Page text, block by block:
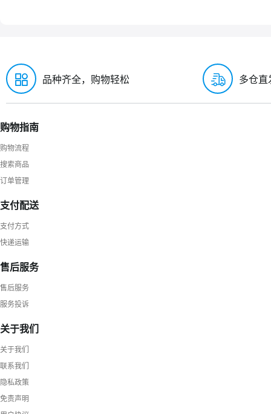
品种齐全，购物轻松 多仓直
购物指南
购物流程
搜索商品
订单管理
支付配送
支付方式
快递运输
售后服务
售后服务
服务投诉
关于我们
关于我们
联系我们
隐私政策
免责声明